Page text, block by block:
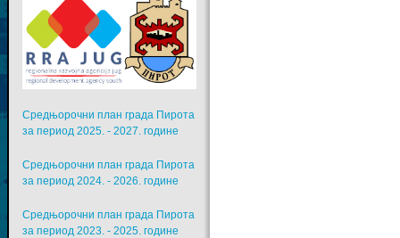
Средњорочни план града Пирота
за период 2025. - 2027. године
Средњорочни план града Пирота
за период 2024. - 2026. године
Средњорочни план града Пирота
за период 2023. - 2025. године